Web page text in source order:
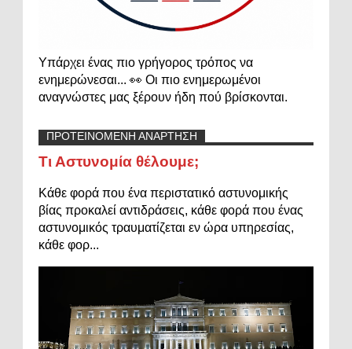
Υπάρχει ένας πιο γρήγορος τρόπος να
ενημερώνεσαι... 👀 Οι πιο ενημερωμένοι
αναγνώστες μας ξέρουν ήδη πού βρίσκονται.
ΠΡΟΤΕΙΝΟΜΕΝΗ ΑΝΑΡΤΗΣΗ
Τι Αστυνομία θέλουμε;
Κάθε φορά που ένα περιστατικό αστυνομικής
βίας προκαλεί αντιδράσεις, κάθε φορά που ένας
αστυνομικός τραυματίζεται εν ώρα υπηρεσίας,
κάθε φορ...